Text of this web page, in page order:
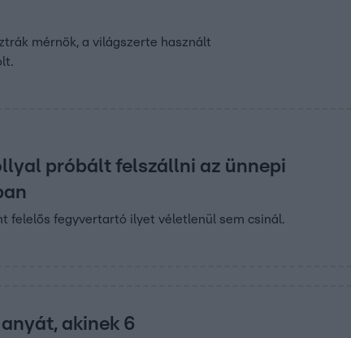
mérnök, a világszerte használt
próbált felszállni az ünnepi
felelős fegyvertartó ilyet véletlenül sem csinál.
akinek 6